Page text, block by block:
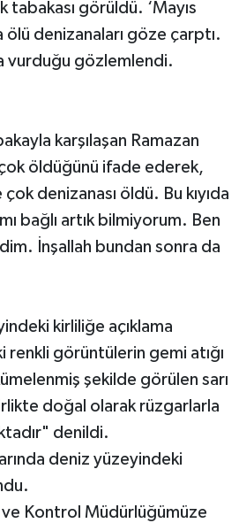
tabakası görüldü. ‘Mayıs
denizanaları göze çarptı.
vurduğu gözlemlendi.
karşılaşan Ramazan
öldüğünü ifade ederek,
denizanası öldü. Bu kıyıda
bağlı artık bilmiyorum. Ben
İnşallah bundan sonra da
kirliliğe açıklama
görüntülerin gemi atığı
şekilde görülen sarı
doğal olarak rüzgarlarla
denildi.
deniz yüzeyindeki
ve Kontrol Müdürlüğümüze